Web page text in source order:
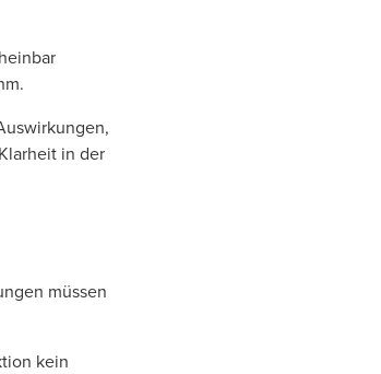
in der
müssen
kein